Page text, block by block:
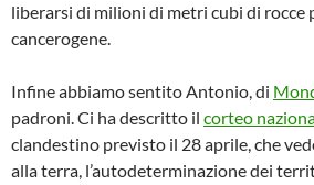
liberarsi di milioni di metri cubi di rocce
cancerogene.
Infine abbiamo sentito Antonio, di
padroni. Ci ha descritto il corteo
clandestino previsto il 28 aprile, che
alla terra, l’autodeterminazione dei